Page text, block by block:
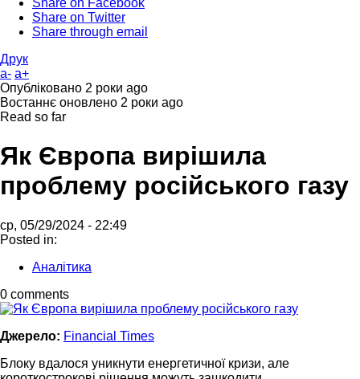
Share on Twitter
Share through email
Друк
a- a+
Опубліковано 2 роки ago
Востаннє оновлено 2 роки ago
Read so far
Як Європа вирішила
проблему російського газу
ср, 05/29/2024 - 22:49
Posted in:
Аналітика
0 comments
Джерело: Financial Times
Блоку вдалося уникнути енергетичної кризи, але